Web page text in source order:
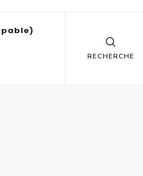
RECHERCHE